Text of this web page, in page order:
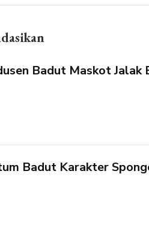
Badut Maskot Jalak
Badut Karakter